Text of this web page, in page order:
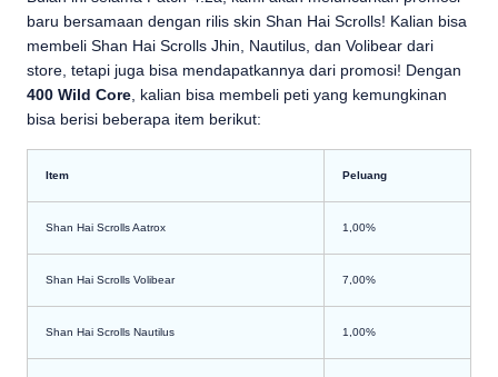
baru bersamaan dengan rilis skin Shan Hai Scrolls! Kalian bisa
membeli Shan Hai Scrolls Jhin, Nautilus, dan Volibear dari
store, tetapi juga bisa mendapatkannya dari promosi! Dengan
400 Wild Core , kalian bisa membeli peti yang kemungkinan
bisa berisi beberapa item berikut:
Item Peluang
Shan Hai Scrolls Aatrox 1,00%
Shan Hai Scrolls Volibear 7,00%
Shan Hai Scrolls Nautilus 1,00%